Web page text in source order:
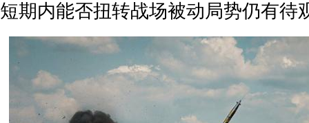
短期内能否扭转战场被动局势仍有待